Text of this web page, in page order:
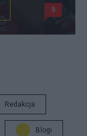
9
Redakcja
Blogi